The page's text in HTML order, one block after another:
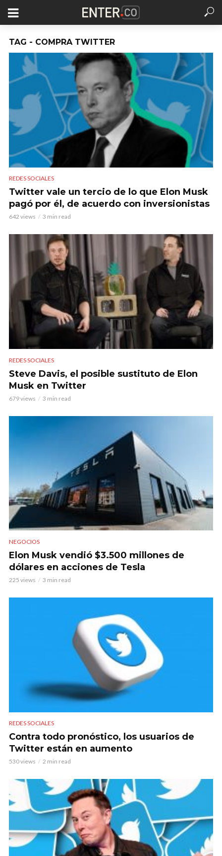
TAG - COMPRA TWITTER
REDES SOCIALES
Twitter vale un tercio de lo que Elon Musk
pagó por él, de acuerdo con inversionistas
642 views 3 min read
REDES SOCIALES
Steve Davis, el posible sustituto de Elon
Musk en Twitter
679 views 3 min read
NEGOCIOS
Elon Musk vendió $3.500 millones de
dólares en acciones de Tesla
225 views 3 min read
REDES SOCIALES
Contra todo pronóstico, los usuarios de
Twitter están en aumento
530 views 2 min read